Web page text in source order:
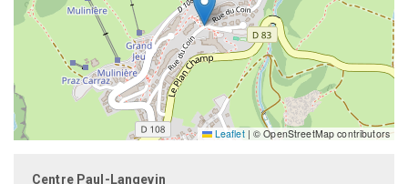
Leaflet | © OpenStreetMap contributors
Centre Paul-Langevin